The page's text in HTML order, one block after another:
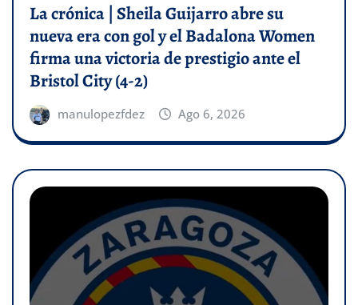
La crónica | Sheila Guijarro abre su
nueva era con gol y el Badalona Women
firma una victoria de prestigio ante el
Bristol City (4-2)
manulopezfdez Ago 6, 2026